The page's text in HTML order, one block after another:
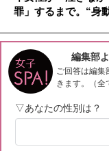
罪」するまで。“身